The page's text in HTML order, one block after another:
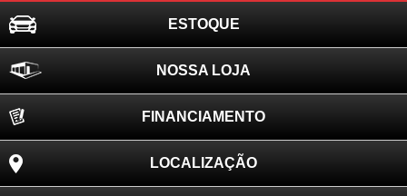
ESTOQUE
NOSSA LOJA
FINANCIAMENTO
LOCALIZAÇÃO